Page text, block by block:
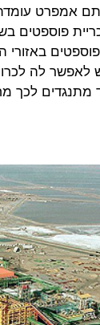
אמפרט
באזורי
לאפשר לה
מתנגדים